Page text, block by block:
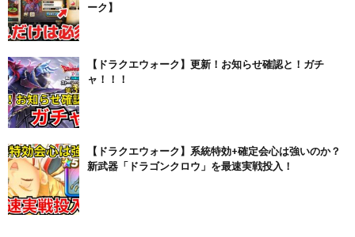
ーク】
【ドラクエウォーク】更新！お知らせ確認と！ガチ
ャ！！！
【ドラクエウォーク】系統特効+確定会心は強いのか？
新武器「ドラゴンクロウ」を最速実戦投入！